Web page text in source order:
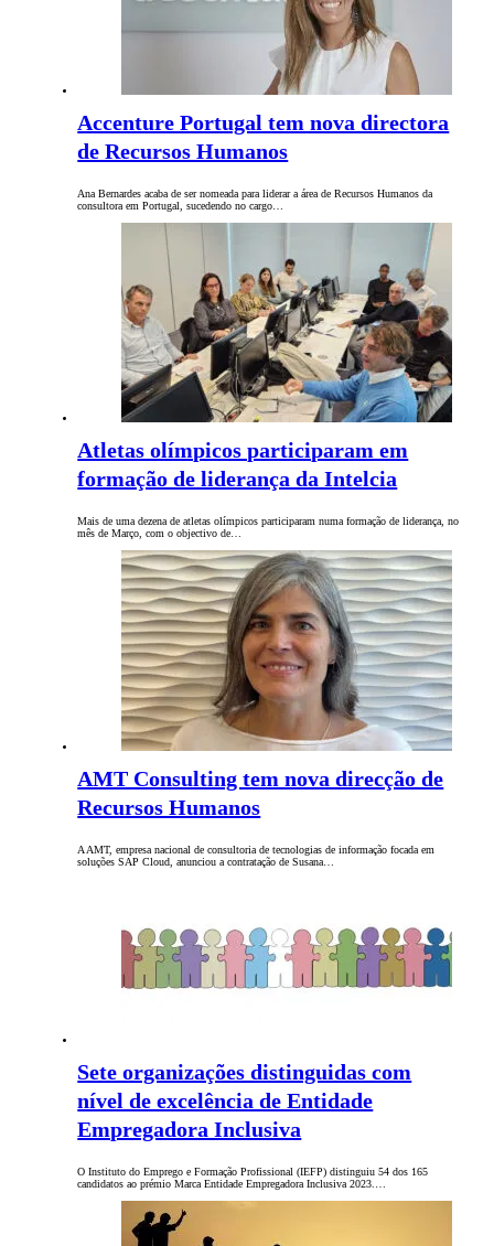
Accenture Portugal tem nova directora
de Recursos Humanos
Ana Bernardes acaba de ser nomeada para liderar a área de Recursos Humanos da
consultora em Portugal, sucedendo no cargo…
Atletas olímpicos participaram em
formação de liderança da Intelcia
Mais de uma dezena de atletas olímpicos participaram numa formação de liderança, no
mês de Março, com o objectivo de…
AMT Consulting tem nova direcção de
Recursos Humanos
A AMT, empresa nacional de consultoria de tecnologias de informação focada em
soluções SAP Cloud, anunciou a contratação de Susana…
Sete organizações distinguidas com
nível de excelência de Entidade
Empregadora Inclusiva
O Instituto do Emprego e Formação Profissional (IEFP) distinguiu 54 dos 165
candidatos ao prémio Marca Entidade Empregadora Inclusiva 2023.…